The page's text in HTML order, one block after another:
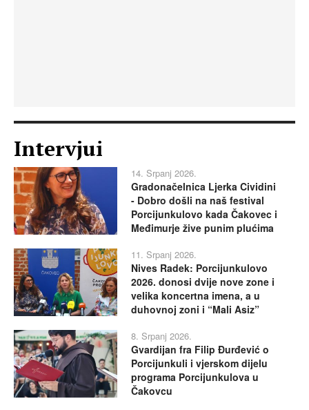
Intervjui
14. Srpanj 2026.
Gradonačelnica Ljerka Cividini
- Dobro došli na naš festival
Porcijunkulovo kada Čakovec i
Međimurje žive punim plućima
11. Srpanj 2026.
Nives Radek: Porcijunkulovo
2026. donosi dvije nove zone i
velika koncertna imena, a u
duhovnoj zoni i “Mali Asiz”
8. Srpanj 2026.
Gvardijan fra Filip Đurđević o
Porcijunkuli i vjerskom dijelu
programa Porcijunkulova u
Čakovcu